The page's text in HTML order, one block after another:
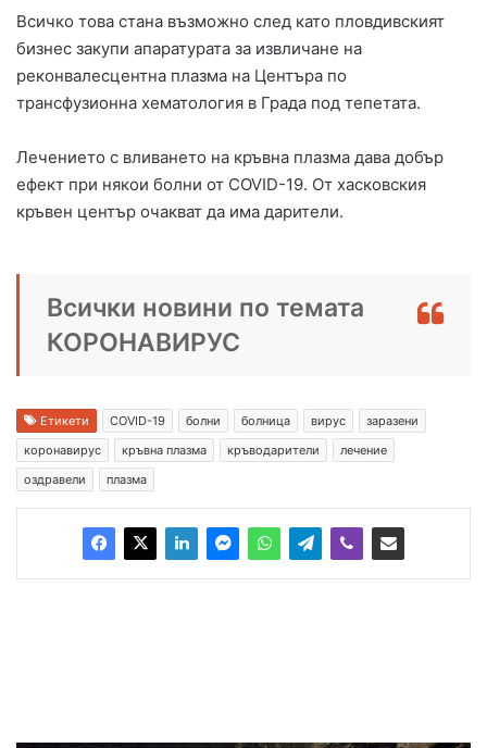
Всичко това стана възможно след като пловдивският
бизнес закупи апаратурата за извличане на
реконвалесцентна плазма на Центъра по
трансфузионна хематология в Града под тепетата.
Лечението с вливането на кръвна плазма дава добър
ефект при някои болни от COVID-19. От хасковския
кръвен център очакват да има дарители.
Всички новини по темата
КОРОНАВИРУС
Етикети COVID-19 болни болница вирус
заразени
коронавирус
кръвна плазма кръводарители
лечение
оздравели
плазма